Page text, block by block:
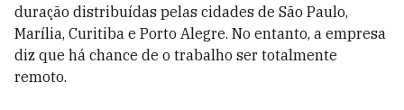
duração distribuídas pelas cidades de São Paulo,
Marília, Curitiba e Porto Alegre. No entanto, a empresa
diz que há chance de o trabalho ser totalmente
remoto.